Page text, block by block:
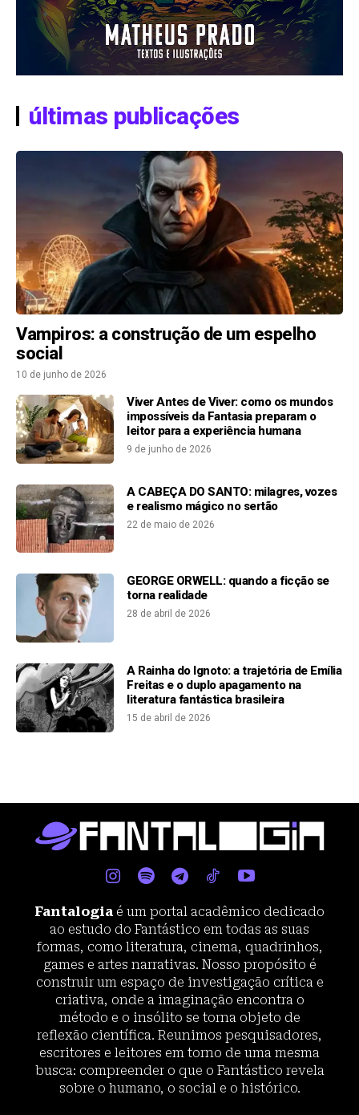
últimas publicações
Vampiros: a construção de um espelho
social
10 de junho de 2026
Viver Antes de Viver: como os mundos
impossíveis da Fantasia preparam o
leitor para a experiência humana
9 de junho de 2026
A CABEÇA DO SANTO: milagres, vozes
e realismo mágico no sertão
22 de maio de 2026
GEORGE ORWELL: quando a ficção se
torna realidade
28 de abril de 2026
A Rainha do Ignoto: a trajetória de Emília
Freitas e o duplo apagamento na
literatura fantástica brasileira
15 de abril de 2026
Fantalogia é um portal acadêmico dedicado
ao estudo do Fantástico em todas as suas
formas, como literatura, cinema, quadrinhos,
games e artes narrativas. Nosso propósito é
construir um espaço de investigação crítica e
criativa, onde a imaginação encontra o
método e o insólito se torna objeto de
reflexão científica. Reunimos pesquisadores,
escritores e leitores em torno de uma mesma
busca: compreender o que o Fantástico revela
sobre o humano, o social e o histórico.